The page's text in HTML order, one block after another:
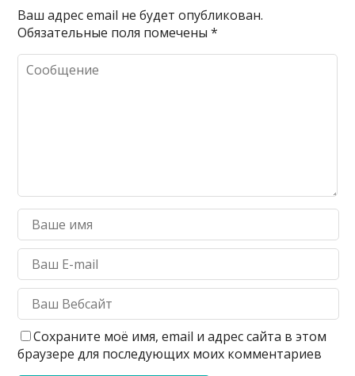
Ваш адрес email не будет опубликован.
Обязательные поля помечены*
Сохраните моё имя, email и адрес сайта в этом
браузере для последующих моих комментариев